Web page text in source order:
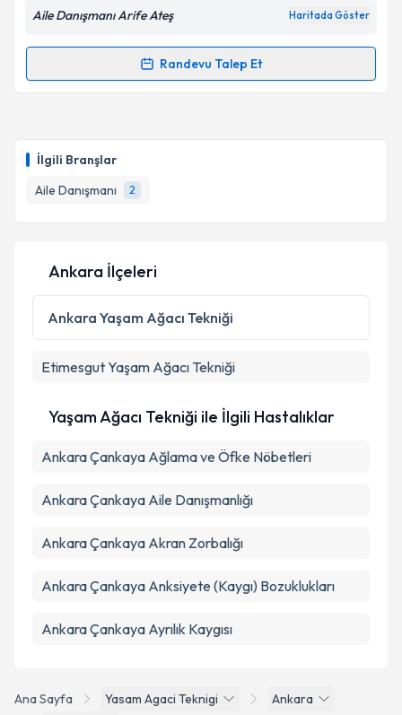
İlgili Branşlar
Aile Danışmanı
2
kapsamda işlenmesini kabul ediyorum.
Takvim Talebini Gönder
Aile Danışmanı Arife Ateş Haritada Göster
Randevu Talep Et
Randevu Takvimi Talebi
takvim hazırlandığında e-posta ile bilgilendireceğiz.
E-posta Adresiniz
Kişisel verilerimin işlenmesine ilişkinAydınlatma
Metni
'ni okudum ve kişisel verilerimin belirtilen
kapsamda işlenmesini kabul ediyorum.
Ana Sayfa Yasam Agaci Teknigi
Ankara
Ankara İlçeleri
Ankara Yaşam Ağacı Tekniği
EtimesgutYaşam Ağacı Tekniği
Yaşam Ağacı Tekniği ile İlgili Hastalıklar
Ankara Çankaya Ağlama ve Öfke Nöbetleri
Ankara Çankaya Aile Danışmanlığı
Ankara Çankaya Akran Zorbalığı
Ankara Çankaya Anksiyete (Kaygı) Bozuklukları
Ankara Çankaya Ayrılık Kaygısı